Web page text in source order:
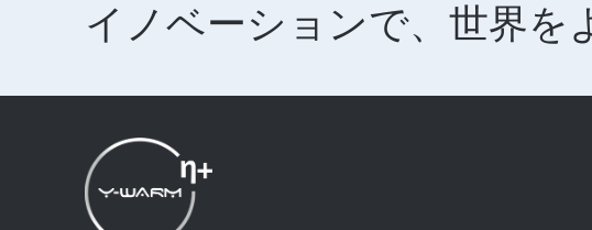
イノベーションで、世界を